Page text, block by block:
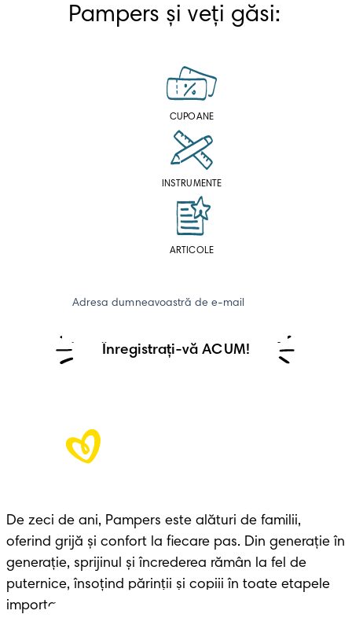
Pampers și veți găsi:
CUPOANE
INSTRUMENTE
ARTICOLE
Adresa dumneavoastră de e-mail
Înregistrați-vă ACUM!
De zeci de ani, Pampers este alături de familii,
oferind grijă și confort la fiecare pas. Din generație în
generație, sprijinul și încrederea rămân la fel de
puternice, însoțind părinții și copiii în toate etapele
importante ale vieții.